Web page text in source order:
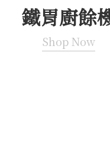
鐵胃廚餘
Shop Now